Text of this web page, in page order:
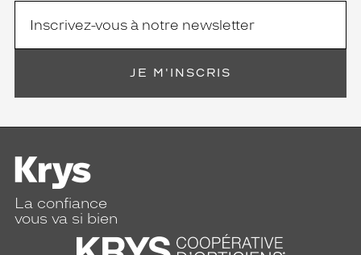
JE M'INSCRIS
La confiance
vous va si bien